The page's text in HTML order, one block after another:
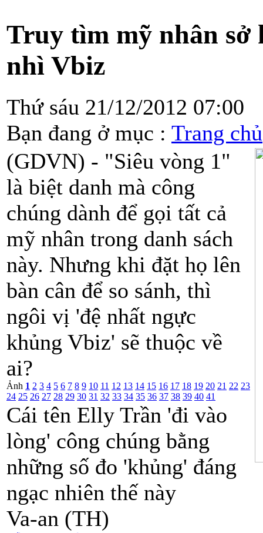
Truy tìm mỹ nhân
nhì Vbiz
Thứ sáu 21/12/2012 07:00
Bạn đang ở mục : Trang chủ
(GDVN) - "Siêu vòng 1"
là biệt danh mà công
chúng dành để gọi tất cả
mỹ nhân trong danh sách
này. Nhưng khi đặt họ lên
bàn cân để so sánh, thì
ngôi vị 'đệ nhất ngực
khủng Vbiz' sẽ thuộc về
ai?
Ảnh 1 2 3 4 5 6 7 8 9 10 11 12 13 14 15 16 17 18 19 20 21 22 23
24 25 26 27 28 29 30 31 32 33 34 35 36 37 38 39 40 41
Cái tên Elly Trần 'đi vào
lòng' công chúng bằng
những số đo 'khủng' đáng
ngạc nhiên thế này
Va-an (TH)